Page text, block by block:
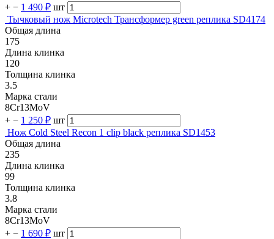
+ − 1 490 ₽ шт
Тычковый нож Microtech Трансформер green реплика SD4174
Общая длина
175
Длина клинка
120
Толщина клинка
3.5
Марка стали
8Cr13MoV
+ − 1 250 ₽ шт
Нож Cold Steel Recon 1 clip black реплика SD1453
Общая длина
235
Длина клинка
99
Толщина клинка
3.8
Марка стали
8Cr13MoV
+ − 1 690 ₽ шт